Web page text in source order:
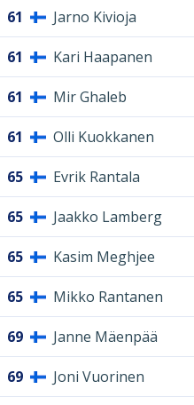
61 Jarno Kivioja
61 Kari Haapanen
61 Mir Ghaleb
61 Olli Kuokkanen
65 Evrik Rantala
65 Jaakko Lamberg
65 Kasim Meghjee
65 Mikko Rantanen
69 Janne Mäenpää
69 Joni Vuorinen